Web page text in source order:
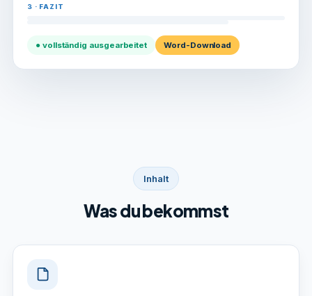
3 · FAZIT
● vollständig ausgearbeitet Word-Download
Inhalt
Was du bekommst